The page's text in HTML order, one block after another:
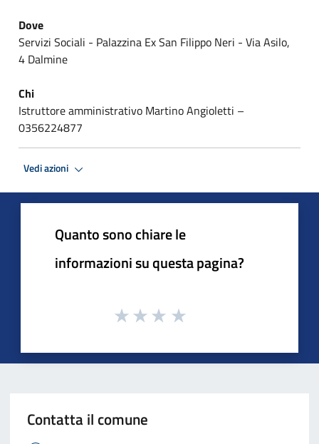
Dove
Servizi Sociali - Palazzina Ex San Filippo Neri - Via Asilo,
4 Dalmine
Chi
Istruttore amministrativo Martino Angioletti –
0356224877
Vedi azioni
Quanto sono chiare le
informazioni su questa pagina?
Contatta il comune